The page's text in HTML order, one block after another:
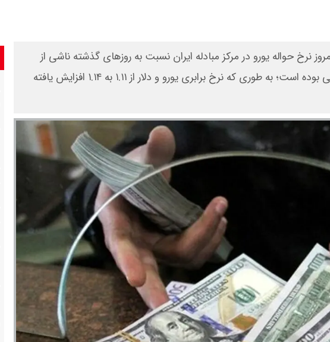
ایران اعلام کرد: افزایش ۱۹۰۰ تومانی امروز نرخ حواله یورو در مرکز مبادله ایران نسبت به روزهای گذشته ناشی از
تقویت ۲.۷ درصدی نرخ یورو نسبت به دلار در بازارهای جهانی بوده است؛ به طوری که نرخ برابری یورو و دلار از ۱.۱۱ به ۱.۱۴ افزایش یافته